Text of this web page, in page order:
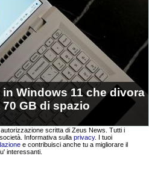
in Windows 11 che divora
GB di spazio
scritta di Zeus News. Tutti i
Informativa sulla privacy. I tuoi
e contribuisci anche tu a migliorare il
interessanti.